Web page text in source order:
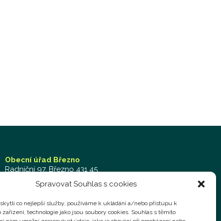
Spravovat Souhlas s cookies
co nejlepší služby, používáme k ukládání a/nebo přístupu k
zařízení, technologie jako jsou soubory cookies. Souhlas s těmito
Obecní úřad Březno
Radniční 97, Březno 431 45
Mob.: 702 019 929 – kancelář
Podatelna:administrativa@obecbrezno.cz